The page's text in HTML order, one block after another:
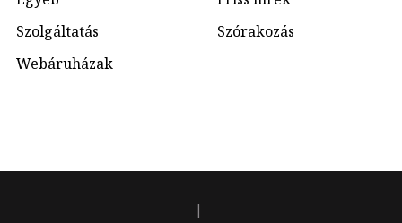
Szolgáltatás
Szórakozás
Webáruházak
|